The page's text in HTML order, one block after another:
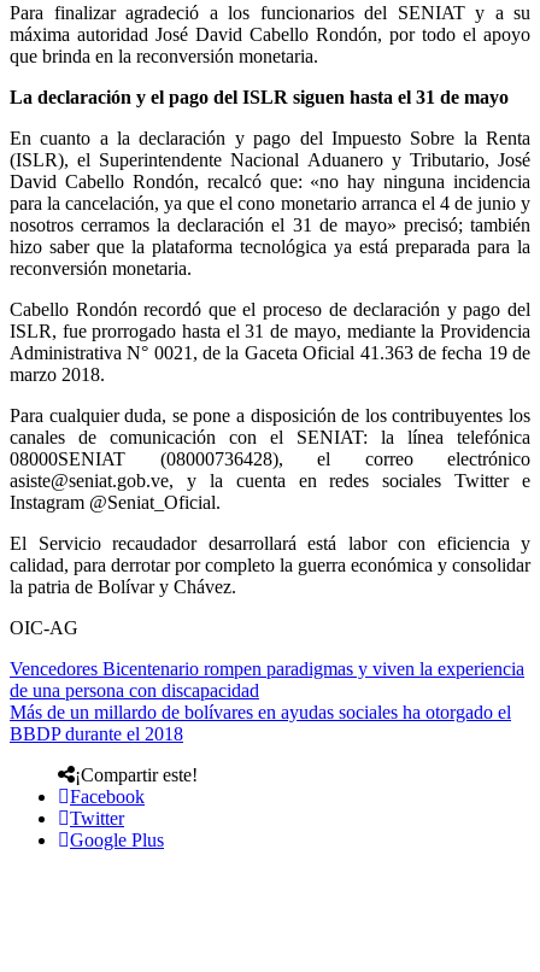
Para finalizar agradeció a los funcionarios del SENIAT y a su
máxima autoridad José David Cabello Rondón, por todo el apoyo
que brinda en la reconversión monetaria.
La declaración y el pago del ISLR siguen hasta el 31 de mayo
En cuanto a la declaración y pago del Impuesto Sobre la Renta
(ISLR), el Superintendente Nacional Aduanero y Tributario, José
David Cabello Rondón, recalcó que: «no hay ninguna incidencia
para la cancelación, ya que el cono monetario arranca el 4 de junio y
nosotros cerramos la declaración el 31 de mayo» precisó; también
hizo saber que la plataforma tecnológica ya está preparada para la
reconversión monetaria.
Cabello Rondón recordó que el proceso de declaración y pago del
ISLR, fue prorrogado hasta el 31 de mayo, mediante la Providencia
Administrativa N° 0021, de la Gaceta Oficial 41.363 de fecha 19 de
marzo 2018.
Para cualquier duda, se pone a disposición de los contribuyentes los
canales de comunicación con el SENIAT: la línea telefónica
08000SENIAT (08000736428), el correo electrónico
asiste@seniat.gob.ve, y la cuenta en redes sociales Twitter e
Instagram @Seniat_Oficial.
El Servicio recaudador desarrollará está labor con eficiencia y
calidad, para derrotar por completo la guerra económica y consolidar
la patria de Bolívar y Chávez.
OIC-AG
Vencedores Bicentenario rompen paradigmas y viven la experiencia
de una persona con discapacidad
Más de un millardo de bolívares en ayudas sociales ha otorgado el
BBDP durante el 2018
¡Compartir este!
Facebook
Twitter
Google Plus